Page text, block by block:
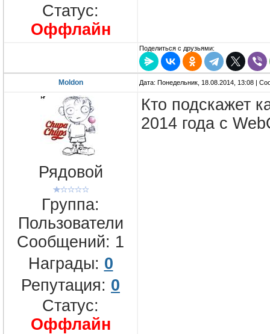
Статус:
Оффлайн
Поделиться с друзьями:
Moldon Дата: Понедельник, 18.08.2014, 13:08 |
Рядовой
Группа:
Пользователи
Сообщений: 1
Награды: 0
Репутация: 0
Статус:
Оффлайн
Кто подскажет
2014 года с